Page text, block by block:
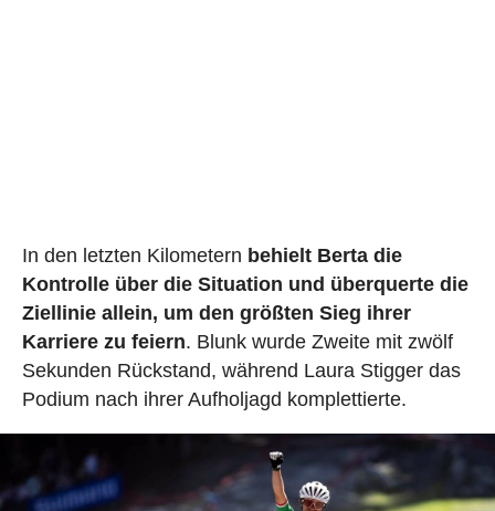
In den letzten Kilometern behielt Berta die
Kontrolle über die Situation und überquerte die
Ziellinie allein, um den größten Sieg ihrer
Karriere zu feiern. Blunk wurde Zweite mit zwölf
Sekunden Rückstand, während Laura Stigger das
Podium nach ihrer Aufholjagd komplettierte.